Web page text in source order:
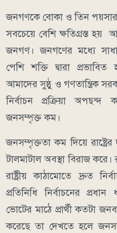
জনগণকে বোকা ও তিন পয়সার
সবচেয়ে বেশি ক্ষতিগ্রস্ত হয়
জনগণ। জনগণের মধ্যে
পেশি শক্তি দ্বারা
আমাদের সুষ্ঠু ও গণতান্ত্রিক
নির্বাচন প্রক্রিয়া
জনসম্পৃক্ত কম।
জনসম্পৃক্ততা কম দিয়ে
টালমাটাল অবস্থা বিরাজ করে।
রাষ্ট্রীয় কাঠামোতে দ্রুত
প্রতিনিধি নির্বাচনের
ভোটের মাঠে প্রার্থী কতটা
করেছে তা দেখতে হলে